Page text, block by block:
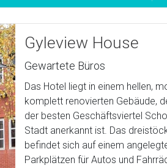
Gyleview House
Gewartete Büros
Das Hotel liegt in einem hellen,
komplett renovierten Gebäude,
der besten Geschäftsviertel
Stadt anerkannt ist. Das
befindet sich auf einem
Parkplätzen für Autos und